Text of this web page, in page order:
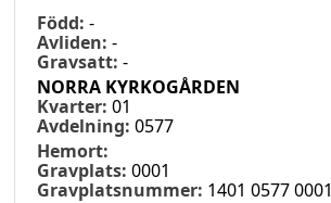
Född: -
Avliden: -
Gravsatt: -
NORRA KYRKOGÅRDEN
Kvarter: 01
Avdelning: 0577
Hemort:
Gravplats: 0001
Gravplatsnummer: 1401 0577 0001